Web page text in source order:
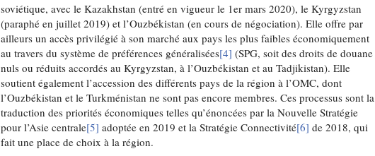
soviétique, avec le Kazakhstan (entré en vigueur le 1er mars 2020), le Kyrgyzstan
(paraphé en juillet 2019) et l’Ouzbékistan (en cours de négociation). Elle offre par
ailleurs un accès privilégié à son marché aux pays les plus faibles économiquement
au travers du système de préférences généralisées[4] (SPG, soit des droits de douane
nuls ou réduits accordés au Kyrgyzstan, à l’Ouzbékistan et au Tadjikistan). Elle
soutient également l’accession des différents pays de la région à l’OMC, dont
l’Ouzbékistan et le Turkménistan ne sont pas encore membres. Ces processus sont la
traduction des priorités économiques telles qu’énoncées par la Nouvelle Stratégie
pour l’Asie centrale[5] adoptée en 2019 et la Stratégie Connectivité[6] de 2018, qui
fait une place de choix à la région.